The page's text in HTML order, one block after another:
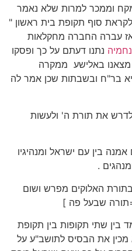
מקח וממכר למרות שלא נאמר
סוף תקופת בית ראשון "
עברה החברה מחקלאות
נתנו דעתם על כך ופסקו
מצאנו באלישע ממקרה
בר"ח ובשבתות שכן אמר לה
לדרש את תורת ה' ולעשות
בין עם ישראל ומנהיגיו
.
האלוקים מפרש ושום
שבעל פה ]
בין שתי תקופות בין תקופת
מכין את הבסיס לתושב"ע על